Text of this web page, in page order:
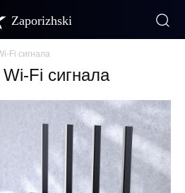
Zaporizhski
Fi сигнала
Fi сигнала